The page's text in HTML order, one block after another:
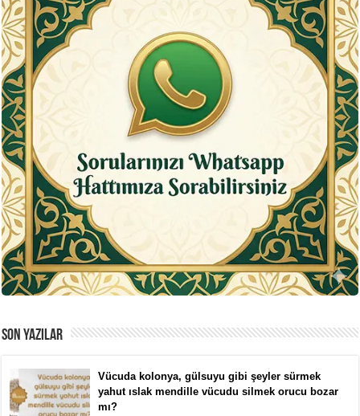
SON YAZILAR
Vücuda kolonya, gülsuyu gibi şeyler sürmek
yahut ıslak mendille vücudu silmek orucu bozar
mı?